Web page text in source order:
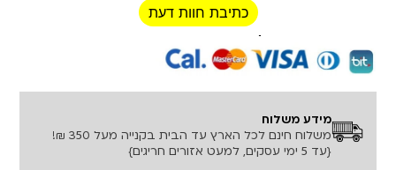
כתיבת חוות דעת
רכישה מאובטחת!
מידע משלוח
משלוח חינם לכל הארץ עד הבית בקנייה מעל 350 ₪!
{עד 5 ימי עסקים, למעט אזורים חריגים}